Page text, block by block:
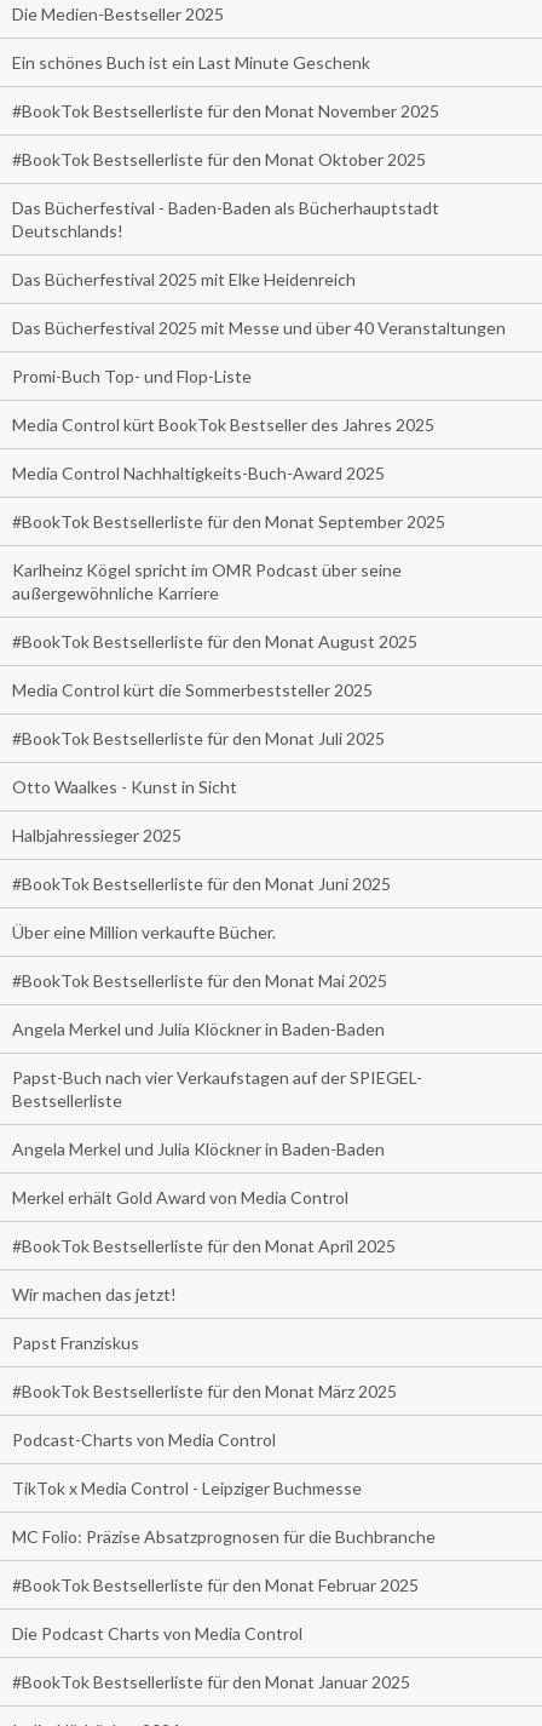
Die Medien-Bestseller 2025
Ein schönes Buch ist ein Last Minute Geschenk
#BookTok Bestsellerliste für den Monat November 2025
#BookTok Bestsellerliste für den Monat Oktober 2025
Das Bücherfestival - Baden-Baden als Bücherhauptstadt
Deutschlands!
Das Bücherfestival 2025 mit Elke Heidenreich
Das Bücherfestival 2025 mit Messe und über 40 Veranstaltungen
Promi-Buch Top- und Flop-Liste
Media Control kürt BookTok Bestseller des Jahres 2025
Media Control Nachhaltigkeits-Buch-Award 2025
#BookTok Bestsellerliste für den Monat September 2025
Karlheinz Kögel spricht im OMR Podcast über seine
außergewöhnliche Karriere
#BookTok Bestsellerliste für den Monat August 2025
Media Control kürt die Sommerbeststeller 2025
#BookTok Bestsellerliste für den Monat Juli 2025
Otto Waalkes - Kunst in Sicht
Halbjahressieger 2025
#BookTok Bestsellerliste für den Monat Juni 2025
Über eine Million verkaufte Bücher.
#BookTok Bestsellerliste für den Monat Mai 2025
Angela Merkel und Julia Klöckner in Baden-Baden
Papst-Buch nach vier Verkaufstagen auf der SPIEGEL-
Bestsellerliste
Angela Merkel und Julia Klöckner in Baden-Baden
Merkel erhält Gold Award von Media Control
#BookTok Bestsellerliste für den Monat April 2025
Wir machen das jetzt!
Papst Franziskus
#BookTok Bestsellerliste für den Monat März 2025
Podcast-Charts von Media Control
TikTok x Media Control - Leipziger Buchmesse
MC Folio: Präzise Absatzprognosen für die Buchbranche
#BookTok Bestsellerliste für den Monat Februar 2025
Die Podcast Charts von Media Control
#BookTok Bestsellerliste für den Monat Januar 2025